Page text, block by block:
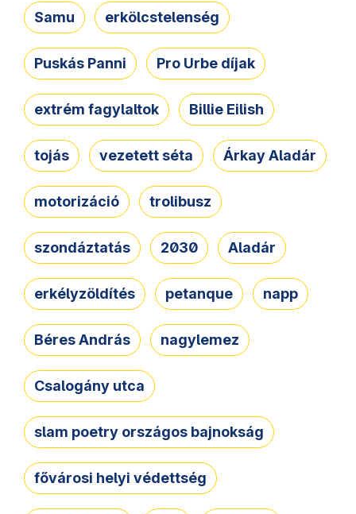
Samu erkölcstelenség
Puskás Panni Pro Urbe díjak
extrém fagylaltok Billie Eilish
tojás vezetett séta Árkay Aladár
motorizáció trolibusz
szondáztatás 2030 Aladár
erkélyzöldítés petanque napp
Béres András nagylemez
Csalogány utca
slam poetry országos bajnokság
fővárosi helyi védettség